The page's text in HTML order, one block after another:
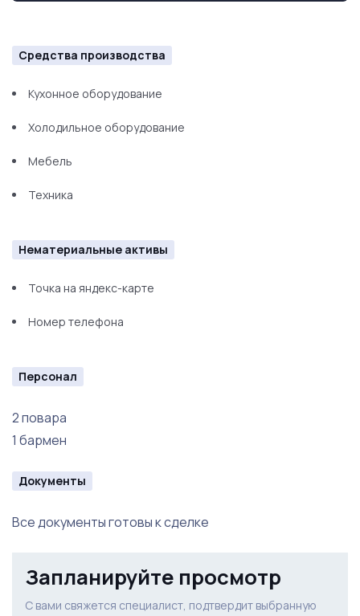
Средства производства
Кухонное оборудование
Холодильное оборудование
Мебель
Техника
Нематериальные активы
Точка на яндекс-карте
Номер телефона
Персонал
2 повара
1 бармен
Документы
Все документы готовы к сделке
Запланируйте просмотр
С вами свяжется специалист, подтвердит выбранную